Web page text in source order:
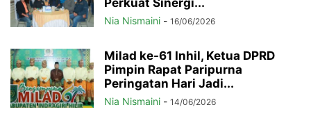
Nia Nismaini - 16/06/2026
Milad ke-61 Inhil, Ketua DPRD
Pimpin Rapat Paripurna
Peringatan Hari Jadi...
Nia Nismaini - 14/06/2026